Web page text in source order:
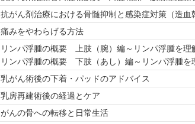
抗がん剤治療における骨髄抑制と感染症対策（造血
痛みをやわらげる方法
リンパ浮腫の概要 上肢（腕）編～リンパ浮腫を理
リンパ浮腫の概要 下肢（あし）編～リンパ浮腫を
乳がん術後の下着・パッドのアドバイス
乳房再建術後の経過とケア
がんの骨への転移と日常生活